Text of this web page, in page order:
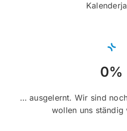
0%
… ausgelernt. Wir sind
wollen uns ständig